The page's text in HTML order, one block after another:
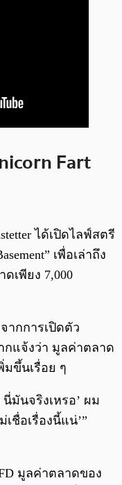
Fart
ได้เปิดไลฟ์สตรี
เพื่อเล่าถึง
เพียง 7,000
ากการเปิดตัว
กแจ้งว่า มูลค่าตลาด
มขึ้นเรื่อย ๆ
มันจริงเหรอ’ ผม
ชื่อเรื่องนี้แน่’”
มูลค่าตลาดของ